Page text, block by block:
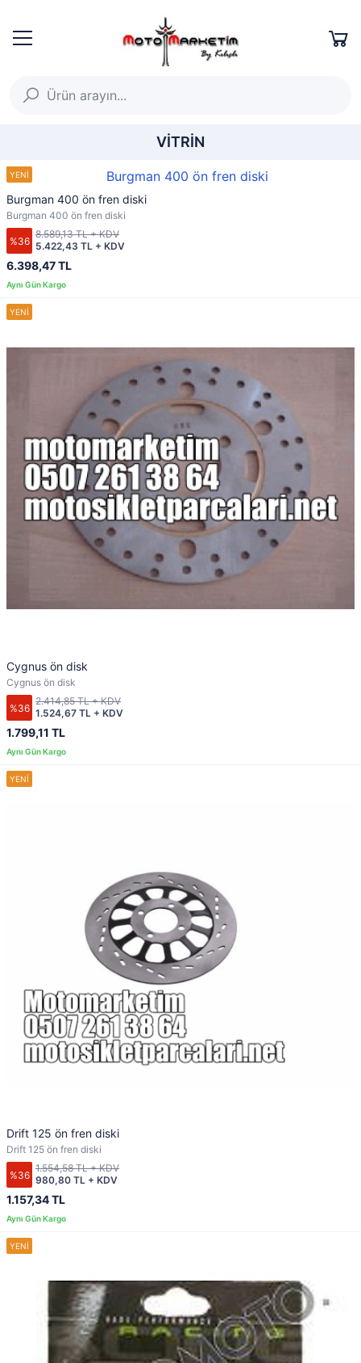
VİTRİN
Burgman 400 ön fren diski
Burgman 400 ön fren diski
%36
6.398,47 TL
5.422,43 TL + KDV
8.589,13 TL + KDV
Cygnus ön disk
Cygnus ön disk
%36
1.799,11 TL
1.524,67 TL + KDV
2.414,85 TL + KDV
Drift 125 ön fren diski
Drift 125 ön fren diski
%36
1.157,34 TL
980,80 TL + KDV
1.554,58 TL + KDV